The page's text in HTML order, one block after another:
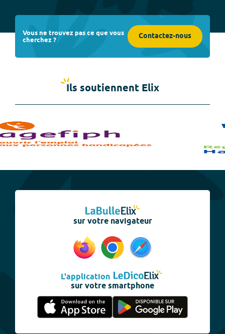
Vous ne trouvez pas ce que vous
cherchez ? Contactez-nous
Ils soutiennent Elix
sur votre navigateur
L'application
sur votre smartphone